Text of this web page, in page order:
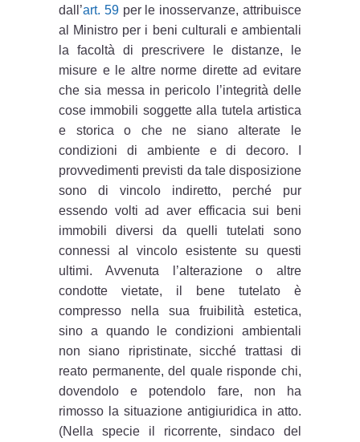
dall’art. 59per le inosservanze, attribuisce
al Ministro per i beni culturali e ambientali
la facoltà di prescrivere le distanze, le
misure e le altre norme dirette ad evitare
che sia messa in pericolo l’integrità delle
cose immobili soggette alla tutela artistica
e storica o che ne siano alterate le
condizioni di ambiente e di decoro. I
provvedimenti previsti da tale disposizione
sono di vincolo indiretto, perché pur
essendo volti ad aver efficacia sui beni
immobili diversi da quelli tutelati sono
connessi al vincolo esistente su questi
ultimi. Avvenuta l’alterazione o altre
condotte vietate, il bene tutelato è
compresso nella sua fruibilità estetica,
sino a quando le condizioni ambientali
non siano ripristinate, sicché trattasi di
reato permanente, del quale risponde chi,
dovendolo e potendolo fare, non ha
rimosso la situazione antigiuridica in atto.
(Nella specie il ricorrente, sindaco del